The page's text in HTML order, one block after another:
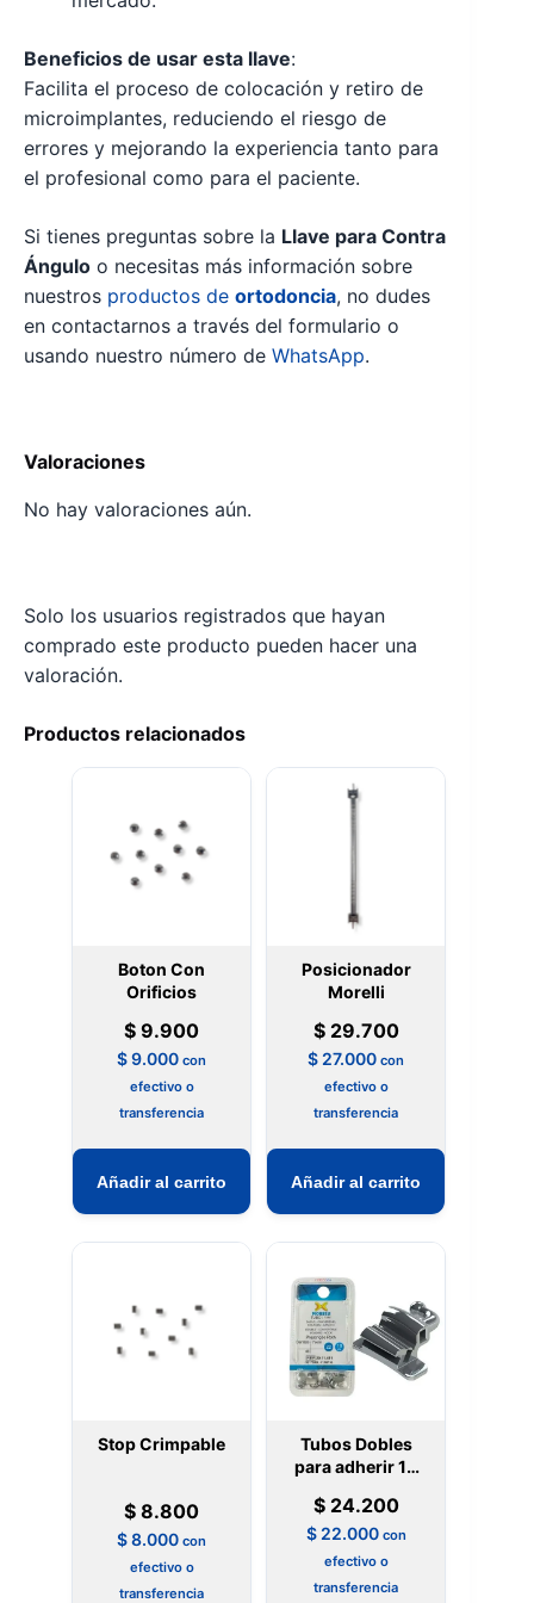
Beneficios de usar esta llave:
Facilita el proceso de colocación y retiro de
microimplantes, reduciendo el riesgo de
errores y mejorando la experiencia tanto para
el profesional como para el paciente.
Si tienes preguntas sobre la Llave para Contra
Ángulo o necesitas más información sobre
nuestros productos de ortodoncia, no dudes
en contactarnos a través del formulario o
usando nuestro número de WhatsApp.
Valoraciones
No hay valoraciones aún.
Solo los usuarios registrados que hayan
comprado este producto pueden hacer una
valoración.
Productos relacionados
Boton Con
Orificios
$ 9.900
$9.000 con
efectivo o
transferencia
Añadir al carrito
Posicionador
Morelli
$29.700
$ 27.000 con
efectivo o
transferencia
Añadir al carrito
Stop Crimpable
$ 8.800
$8.000 con
efectivo o
transferencia
Tubos Dobles
para adherir 10
Morelli
$24.200
$22.000 con
efectivo o
transferencia